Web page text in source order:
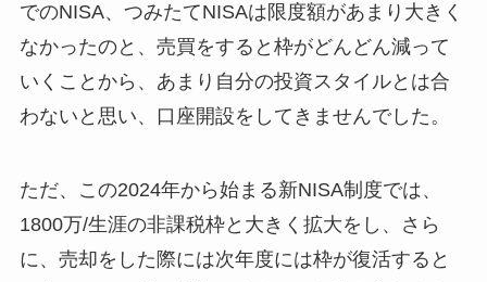
でのNISA、つみたてNISAは限度額があまり大きく
なかったのと、売買をすると枠がどんどん減って
いくことから、あまり自分の投資スタイルとは合
わないと思い、口座開設をしてきませんでした。
ただ、この2024年から始まる新NISA制度では、
1800万/生涯の非課税枠と大きく拡大をし、さら
に、売却をした際には次年度には枠が復活すると